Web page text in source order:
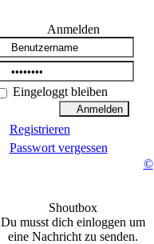
Anmelden
Eingeloggt bleiben
Registrieren
Passwort vergessen
©
Shoutbox
Du musst dich einloggen um
eine Nachricht zu senden.